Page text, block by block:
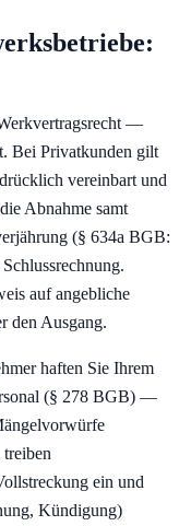
:
—
Bei Privatkunden gilt
vereinbart und
Abnahme samt
(§ 634a BGB:
auf angebliche
den Ausgang.
haften Sie Ihrem
(§ 278 BGB) —
ein und
Kündigung)